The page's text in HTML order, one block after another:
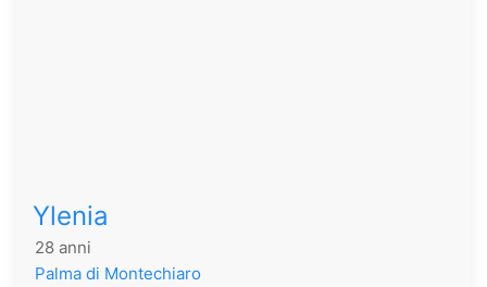
Ylenia
28 anni
Palma di Montechiaro